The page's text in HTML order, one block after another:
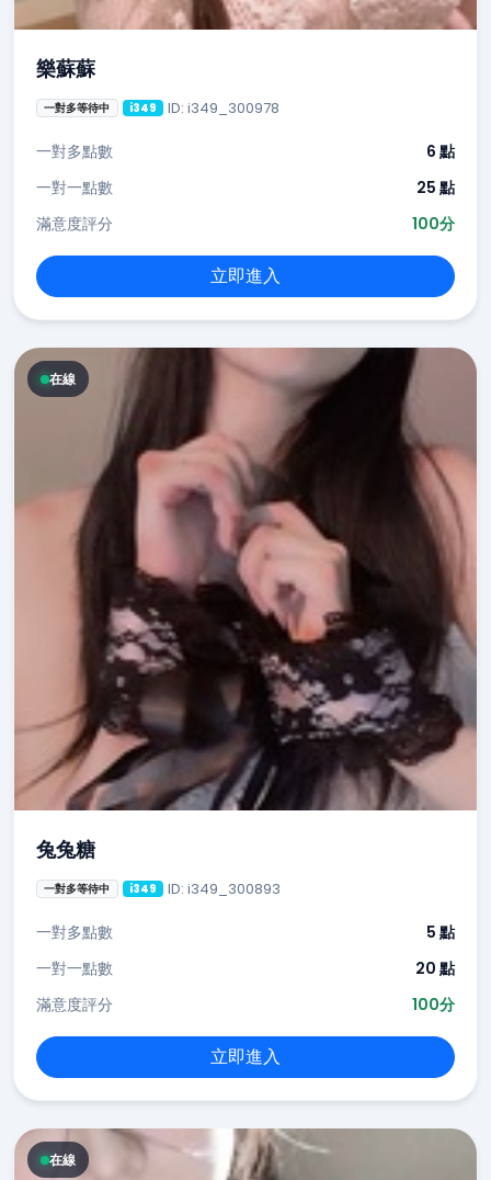
樂蘇蘇
一對多等待中 i349 ID: i349_300978
一對多點數
6 點
一對一點數
25 點
滿意度評分
100分
立即進入
在線
兔兔糖
一對多等待中 i349 ID: i349_300893
一對多點數
5 點
一對一點數
20 點
滿意度評分
100分
立即進入
在線